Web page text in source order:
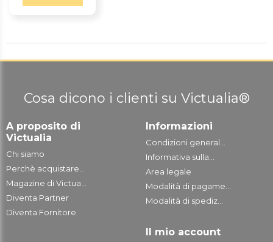
Cosa dicono i clienti su Victualia®
A proposito di
Victualia
Chi siamo
Perchè acquistare...
Magazine di Victua...
Diventa Partner
Diventa Fornitore
Informazioni
Condizioni general...
Informativa sulla...
Area legale
Modalità di pagame...
Modalità di spediz...
Il mio account